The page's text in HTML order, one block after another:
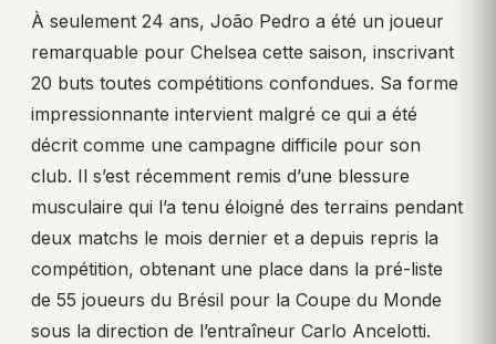
À seulement 24 ans, João Pedro a été un joueur
remarquable pour Chelsea cette saison, inscrivant
20 buts toutes compétitions confondues. Sa forme
impressionnante intervient malgré ce qui a été
décrit comme une campagne difficile pour son
club. Il s’est récemment remis d’une blessure
musculaire qui l’a tenu éloigné des terrains pendant
deux matchs le mois dernier et a depuis repris la
compétition, obtenant une place dans la pré-liste
de 55 joueurs du Brésil pour la Coupe du Monde
sous la direction de l’entraîneur Carlo Ancelotti.